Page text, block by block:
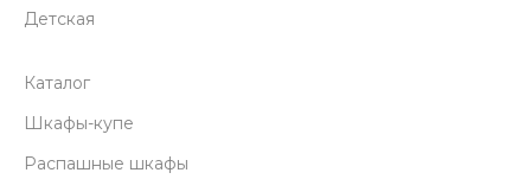
Детская
Каталог
Шкафы-купе
Распашные шкафы